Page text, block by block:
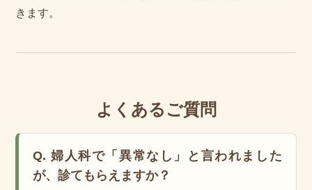
きます。
よくあるご質問
Q. 婦人科で「異常なし」と言われました
が、診てもらえますか？